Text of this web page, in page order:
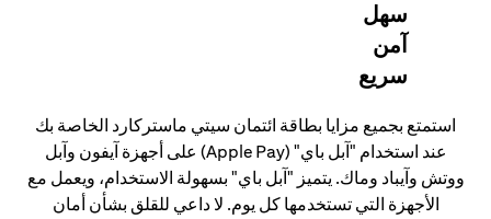
سهل
آمن
سريع
استمتع بجميع مزايا بطاقة ائتمان سيتي ماستركارد الخاصة بك
عند استخدام "آبل باي" (Apple Pay) على أجهزة آيفون وآبل
ووتش وآيباد وماك. يتميز "آبل باي" بسهولة الاستخدام، ويعمل مع
الأجهزة التي تستخدمها كل يوم. لا داعي للقلق بشأن أمان